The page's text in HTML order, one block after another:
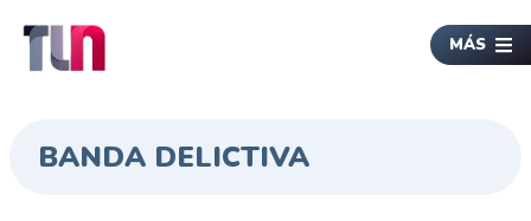
MÁS
BANDA DELICTIVA